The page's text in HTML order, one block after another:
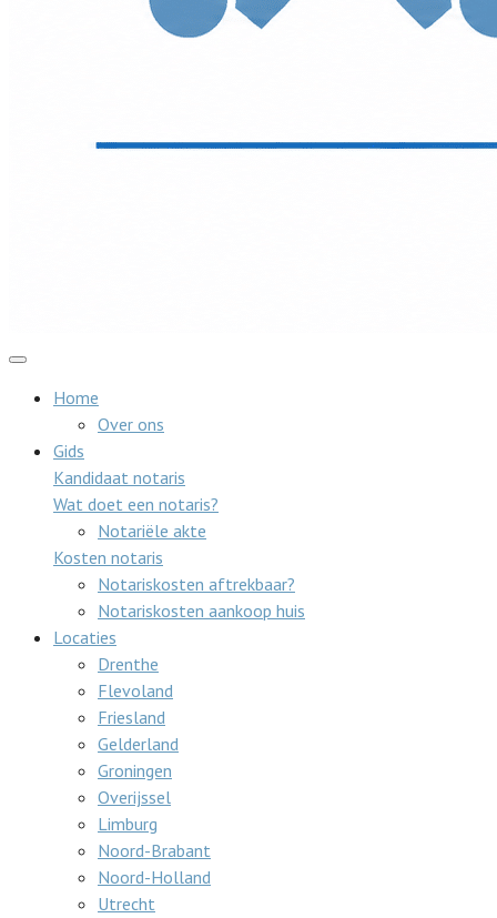
Home
Over ons
Gids
Kandidaat notaris
Wat doet een notaris?
Notariële akte
Kosten notaris
Notariskosten aftrekbaar?
Notariskosten aankoop huis
Locaties
Drenthe
Flevoland
Friesland
Gelderland
Groningen
Overijssel
Limburg
Noord-Brabant
Noord-Holland
Utrecht